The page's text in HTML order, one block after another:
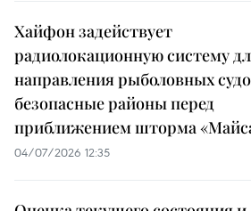
Хайфон задействует
радиолокационную систему
направления рыболовных
безопасные районы перед
приближением шторма
04/07/2026 12:35